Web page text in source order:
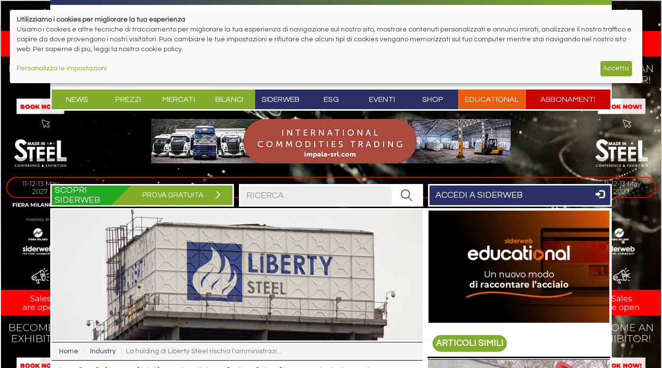
NEWS PREZZI MERCATI BILANCI SIDERWEB ESG EVENTI SHOP EDUCATIONAL ABBONAMENTI
SCOPRI
SIDERWEB
PROVA GRATUITA ACCEDI A SIDERWEB
Home Industry La holding di Liberty Steel rischia l'amministrazi...
ARTICOLI SIMILI
Utilizziamo i cookies per migliorare la tua esperienza
Usiamo i cookies e altre tecniche di tracciamento per migliorare la tua esperienza di navigazione sul nostro sito, mostrare contenuti personalizzati e annunci mirati, analizzare il nostro traffico e
capire da dove provengono i nostri visitatori. Puoi cambiare le tue impostazioni e rifiutare che alcuni tipi di cookies vengano memorizzati sul tuo computer mentre stai navigando nel nostro sito
web. Per saperne di più, leggi la nostra cookie policy.
Personalizza le impostazioni Accetta